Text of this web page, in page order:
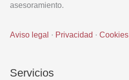
asesoramiento.
Aviso legal · Privacidad · Cookies
Servicios